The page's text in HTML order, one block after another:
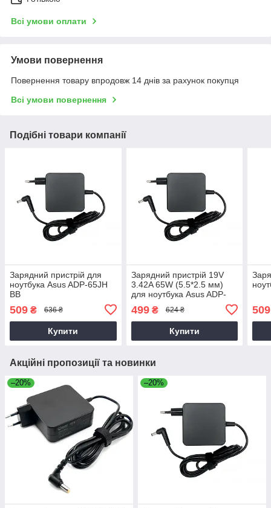
Всі умови оплати
Умови повернення
Повернення товару впродовж 14 днів за рахунок покупця
Всі умови повернення
Подібні товари компанії
Зарядний пристрій для
ноутбука Asus ADP-65JH
BB
509 ₴ 636 ₴
Купити
Зарядний пристрій 19V
3.42A 65W (5.5*2.5 мм)
для ноутбука Asus ADP-
ADP-65JH DB, B50A,
D550CA
499₴ 624 ₴
Купити
509
Акційні пропозиції та новинки
–20% –20%